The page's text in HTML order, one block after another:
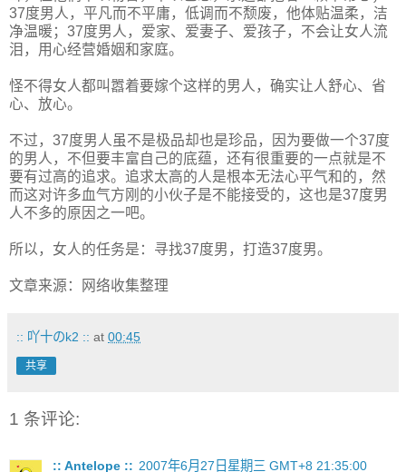
37度男人，平凡而不平庸，低调而不颓废，他体贴温柔，洁
净温暖；37度男人，爱家、爱妻子、爱孩子，不会让女人流
泪，用心经营婚姻和家庭。
怪不得女人都叫嚣着要嫁个这样的男人，确实让人舒心、省
心、放心。
不过，37度男人虽不是极品却也是珍品，因为要做一个37度
的男人，不但要丰富自己的底蕴，还有很重要的一点就是不
要有过高的追求。追求太高的人是根本无法心平气和的，然
而这对许多血气方刚的小伙子是不能接受的，这也是37度男
人不多的原因之一吧。
所以，女人的任务是：寻找37度男，打造37度男。
文章来源：网络收集整理
:: 吖十のk2 :: at 00:45
共享
1 条评论:
:: Antelope :: 2007年6月27日星期三 GMT+8 21:35:00